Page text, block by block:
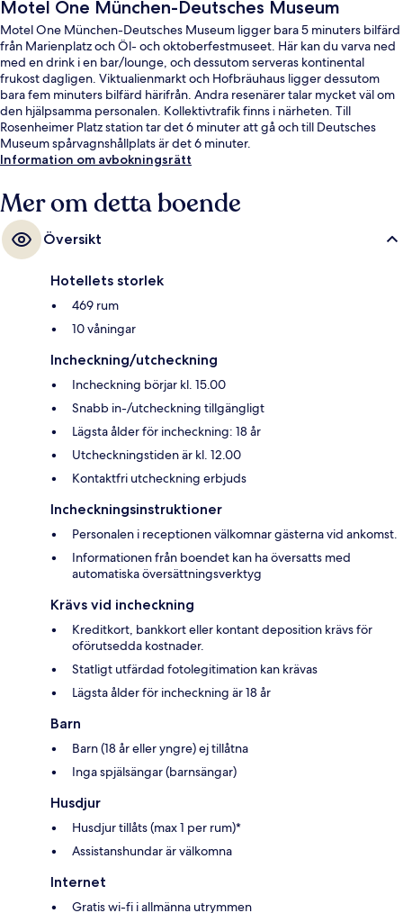
Motel One München-Deutsches Museum
Motel One München-Deutsches Museum ligger bara 5 minuters bilfärd
från Marienplatz och Öl- och oktoberfestmuseet. Här kan du varva ned
med en drink i en bar/lounge, och dessutom serveras kontinental
frukost dagligen. Viktualienmarkt och Hofbräuhaus ligger dessutom
bara fem minuters bilfärd härifrån. Andra resenärer talar mycket väl om
den hjälpsamma personalen. Kollektivtrafik finns i närheten. Till
Rosenheimer Platz station tar det 6 minuter att gå och till Deutsches
Museum spårvagnshållplats är det 6 minuter.
Information om avbokningsrätt
Mer om detta boende
Översikt
Hotellets storlek
469 rum
10 våningar
Incheckning/utcheckning
Incheckning börjar kl. 15.00
Snabb in-/utcheckning tillgängligt
Lägsta ålder för incheckning: 18 år
Utcheckningstiden är kl. 12.00
Kontaktfri utcheckning erbjuds
Incheckningsinstruktioner
Personalen i receptionen välkomnar gästerna vid ankomst.
Informationen från boendet kan ha översatts med
automatiska översättningsverktyg
Krävs vid incheckning
Kreditkort, bankkort eller kontant deposition krävs för
oförutsedda kostnader.
Statligt utfärdad fotolegitimation kan krävas
Lägsta ålder för incheckning är 18 år
Barn
Barn (18 år eller yngre) ej tillåtna
Inga spjälsängar (barnsängar)
Husdjur
Husdjur tillåts (max 1 per rum)*
Assistanshundar är välkomna
Internet
Gratis wi-fi i allmänna utrymmen